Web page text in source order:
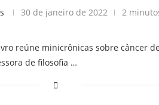
30 de janeiro de 2022
2
reúne minicrônicas sobre câncer de
de filosofia …